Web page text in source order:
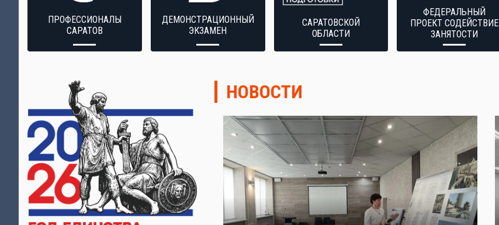
ПРОФЕССИОНАЛЫ
САРАТОВ
ДЕМОНСТРАЦИОННЫЙ
ЭКЗАМЕН
САРАТОВСКОЙ
ОБЛАСТИ
ФЕДЕРАЛЬНЫЙ
ПРОЕКТ СОДЕЙСТВИЕ
ЗАНЯТОСТИ
НОВОСТИ